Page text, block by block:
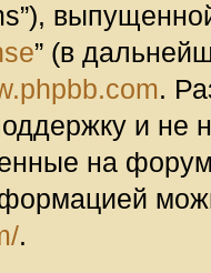
” (в
.
и не
на
.